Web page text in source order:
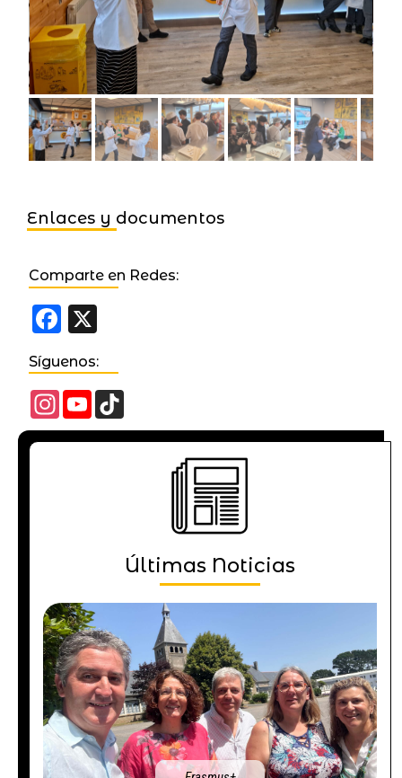
Enlaces y documentos
Comparte en Redes:
Facebook
Síguenos:
Instagram
YouTube
Channel
Últimas Noticias